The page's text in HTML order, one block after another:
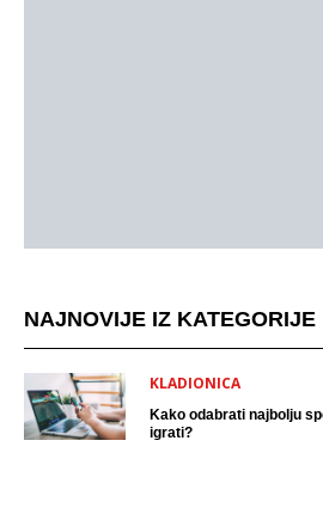
NAJNOVIJE IZ KATEGORIJE
KLADIONICA
Kako odabrati najbolju
igrati?